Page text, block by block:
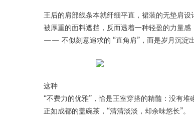
王后的肩部线条本就纤细平直，裙装的无垫肩
被厚重的面料遮挡，反而透着一种轻盈的力量感
—— 不似刻意追求的 “直角肩”，而是岁月沉淀出
这种
“不费力的优雅”，恰是王室穿搭的精髓：没有
正如成都的盖碗茶，“清清淡淡，却余味悠长”。